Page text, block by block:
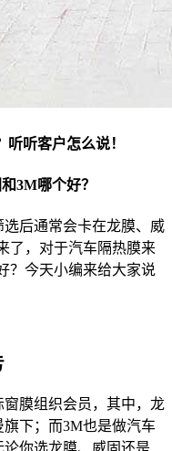
听客户怎么说！
3M哪个好？
后通常会卡在龙膜、威
了，对于汽车隔热膜来
？今天小编来给大家说
膜组织会员，其中，龙
下；而3M也是做汽车
你选龙膜、威固还是